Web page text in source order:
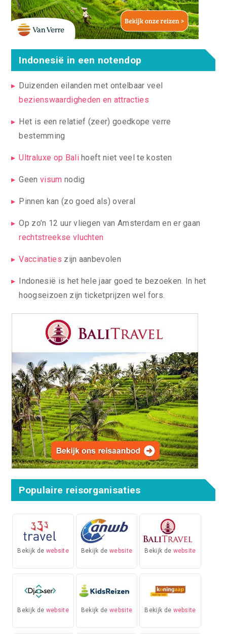
Indonesië in een notendop
Duizenden eilanden met ontelbaar veel
bezienswaardigheden en attracties
Het is een relatief (zeer) goedkope verre
bestemming
Ultraluxe op Balihoeft niet veel te kosten
Geenvisum nodig
Pinnen kan (zo goed als) overal
Op zo’n 12 uur vliegen van Amsterdam en er gaan
rechtstreekse vluchten
Vaccinaties zijn aanbevolen
Indonesië is het hele jaar goed te bezoeken. In het
hoogseizoen zijn ticketprijzen wel fors.
Populaire reisorganisaties
Bekijk de website Bekijk dewebsite Bekijk de website
Bekijk de website Bekijk dewebsite Bekijk de website